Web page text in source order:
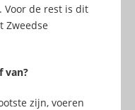
Voor de rest is dit
Zweedse
van?
zijn, voeren